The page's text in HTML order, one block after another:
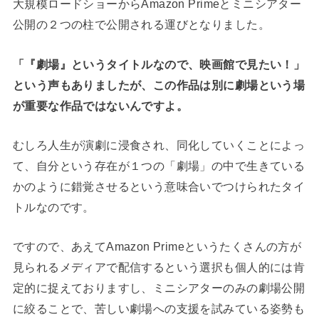
大規模ロードショーからAmazon Primeとミニシアター
公開の２つの柱で公開される運びとなりました。
「『劇場』というタイトルなので、映画館で見たい！」
という声もありましたが、この作品は別に劇場という場
が重要な作品ではないんですよ。
むしろ人生が演劇に浸食され、同化していくことによっ
て、自分という存在が１つの「劇場」の中で生きている
かのように錯覚させるという意味合いでつけられたタイ
トルなのです。
ですので、あえてAmazon Primeというたくさんの方が
見られるメディアで配信するという選択も個人的には肯
定的に捉えておりますし、ミニシアターのみの劇場公開
に絞ることで、苦しい劇場への支援を試みている姿勢も